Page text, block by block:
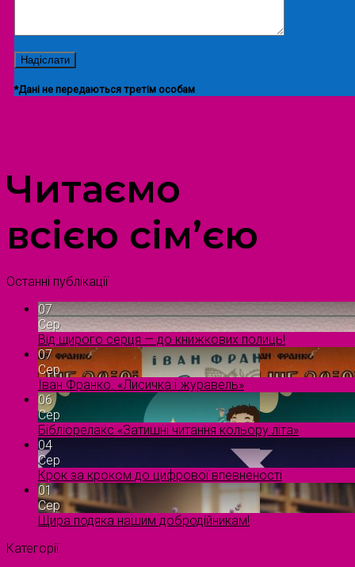
*Дані не передаються третім особам
Читаємо
всією сім’єю
Останні публікації
07
Сер
Від щирого серця — до книжкових полиць!
07
Сер
Іван Франко. «Лисичка і журавель»
06
Сер
Бібліорелакс «Затишні читання кольору літа»
04
Сер
Крок за кроком до цифрової впевненості
01
Сер
Щира подяка нашим добродійникам!
Категорії